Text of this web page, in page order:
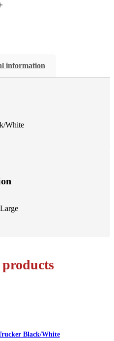
information
White
Black/White